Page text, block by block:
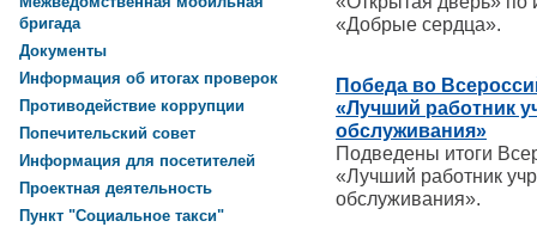
«Добрые сердца».
Победа во
«Лучший работник
обслуживания»
Подведены итоги
«Лучший работник
обслуживания».
бригада
Документы
Информация об итогах проверок
Противодействие коррупции
Попечительский совет
Информация для посетителей
Проектная деятельность
Пункт "Социальное такси"